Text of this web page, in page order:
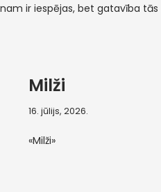
ir iespējas, bet gatavība tās
Milži
16. jūlijs, 2026.
«Milži»